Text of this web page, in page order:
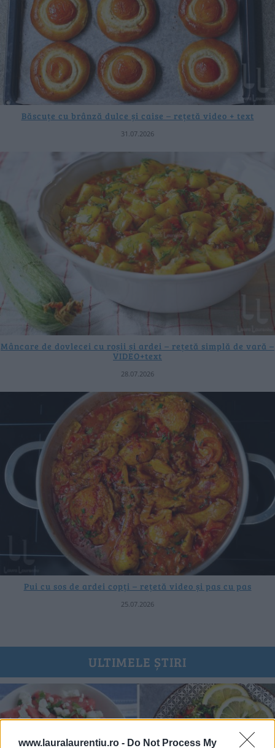
www.lauralaurentiu.ro - Do Not Process My
Băscuțe cu brânză dulce și caise – rețetă video + text
31.07.2026
Mâncare de dovlecei cu roșii și ardei – rețetă simplă de vară –
VIDEO+text
28.07.2026
Pui cu sos de ardei copți – rețetă video și pas cu pas
25.07.2026
ULTIMELE ȘTIRI